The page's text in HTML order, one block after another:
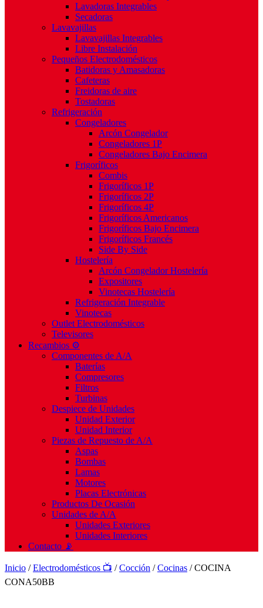
Lavadoras Integrables
Secadoras
Lavavajillas
Lavavajillas Integrables
Libre Instalación
Pequeños Electrodomésticos
Batidoras y Amasadoras
Cafeteras
Freidoras de aire
Tostadoras
Refrigeración
Congeladores
Arcón Congelador
Congeladores 1P
Congeladores Bajo Encimera
Frigoríficos
Combis
Frigoríficos 1P
Frigoríficos 2P
Frigoríficos 4P
Frigoríficos Americanos
Frigoríficos Bajo Encimera
Frigoríficos Francés
Side By Side
Hostelería
Arcón Congelador Hostelería
Expositores
Vinotecas Hostelería
Refrigeración Integrable
Vinotecas
Outlet Electrodomésticos
Televisores
Recambios ⚙️
Componentes de A/A
Baterías
Compresores
Filtros
Turbinas
Despiece de Unidades
Unidad Exterior
Unidad Interior
Piezas de Repuesto de A/A
Aspas
Bombas
Lamas
Motores
Placas Electrónicas
Productos De Ocasión
Unidades de A/A
Unidades Exteriores
Unidades Interiores
Contacto 📡
Inicio /Electrodomésticos 📺 /Cocción /Cocinas / COCINA
CONA50BB